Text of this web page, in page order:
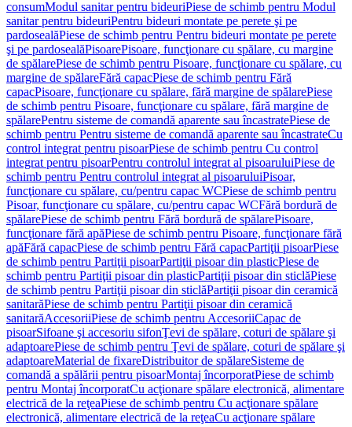
consumModul sanitar pentru bideuriPiese de schimb pentru Modul
sanitar pentru bideuriPentru bideuri montate pe perete şi pe
pardosealăPiese de schimb pentru Pentru bideuri montate pe perete
şi pe pardosealăPisoarePisoare, funcţionare cu spălare, cu margine
de spălarePiese de schimb pentru Pisoare, funcţionare cu spălare, cu
margine de spălareFără capacPiese de schimb pentru Fără
capacPisoare, funcţionare cu spălare, fără margine de spălarePiese
de schimb pentru Pisoare, funcţionare cu spălare, fără margine de
spălarePentru sisteme de comandă aparente sau încastratePiese de
schimb pentru Pentru sisteme de comandă aparente sau încastrateCu
control integrat pentru pisoarPiese de schimb pentru Cu control
integrat pentru pisoarPentru controlul integrat al pisoaruluiPiese de
schimb pentru Pentru controlul integrat al pisoaruluiPisoar,
funcţionare cu spălare, cu/pentru capac WCPiese de schimb pentru
Pisoar, funcţionare cu spălare, cu/pentru capac WCFără bordură de
spălarePiese de schimb pentru Fără bordură de spălarePisoare,
funcţionare fără apăPiese de schimb pentru Pisoare, funcţionare fără
apăFără capacPiese de schimb pentru Fără capacPartiţii pisoarPiese
de schimb pentru Partiţii pisoarPartiţii pisoar din plasticPiese de
schimb pentru Partiţii pisoar din plasticPartiţii pisoar din sticlăPiese
de schimb pentru Partiţii pisoar din sticlăPartiţii pisoar din ceramică
sanitarăPiese de schimb pentru Partiţii pisoar din ceramică
sanitarăAccesoriiPiese de schimb pentru AccesoriiCapac de
pisoarSifoane şi accesoriu sifonŢevi de spălare, coturi de spălare şi
adaptoarePiese de schimb pentru Ţevi de spălare, coturi de spălare şi
adaptoareMaterial de fixareDistribuitor de spălareSisteme de
comandă a spălării pentru pisoarMontaj încorporatPiese de schimb
pentru Montaj încorporatCu acţionare spălare electronică, alimentare
electrică de la reţeaPiese de schimb pentru Cu acţionare spălare
electronică, alimentare electrică de la reţeaCu acţionare spălare